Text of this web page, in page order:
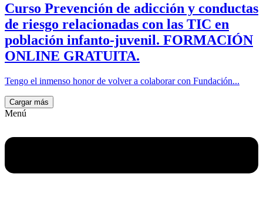
Curso Prevención de adicción y conductas
de riesgo relacionadas con las TIC en
población infanto-juvenil. FORMACIÓN
ONLINE GRATUITA.
Tengo el inmenso honor de volver a colaborar con Fundación...
Cargar más
Menú